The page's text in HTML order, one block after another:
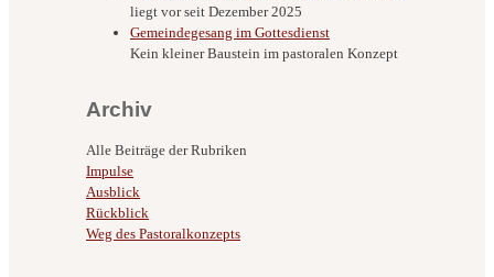
liegt vor seit Dezember 2025
Gemeindegesang im Gottesdienst
Kein kleiner Baustein im pastoralen Konzept
Archiv
Alle Beiträge der Rubriken
Impulse
Ausblick
Rückblick
Weg des Pastoralkonzepts